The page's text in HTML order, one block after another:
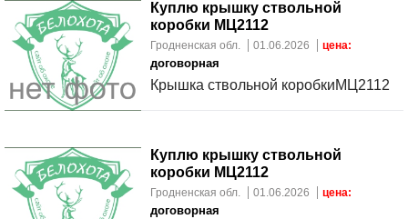
Куплю крышку ствольной
коробки МЦ2112
Гродненская обл. 01.06.2026 цена:
договорная
Крышка ствольной коробкиМЦ2112
Куплю крышку ствольной
коробки МЦ2112
Гродненская обл. 01.06.2026 цена:
договорная